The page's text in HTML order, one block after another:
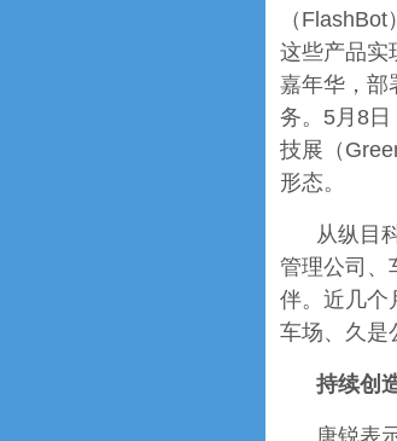
（
这些产品实
嘉年华，部
务。5月8
技展（
形态。
从纵目
管理公司、
伴。近几个
车场、久是
持续创
唐锐表